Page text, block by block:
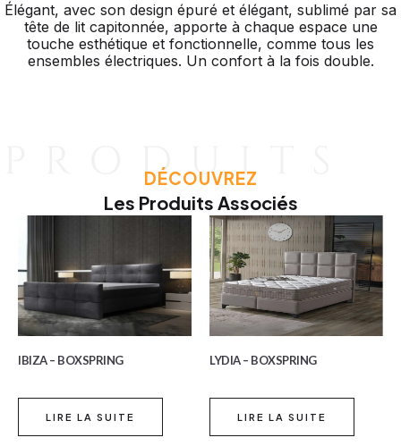
Élégant, avec son design épuré et élégant, sublimé par sa
tête de lit capitonnée, apporte à chaque espace une
touche esthétique et fonctionnelle, comme tous les
ensembles électriques. Un confort à la fois double.
DÉCOUVREZ
Les Produits Associés
IBIZA – BOXSPRING
LIRE LA SUITE
LYDIA – BOXSPRING
LIRE LA SUITE